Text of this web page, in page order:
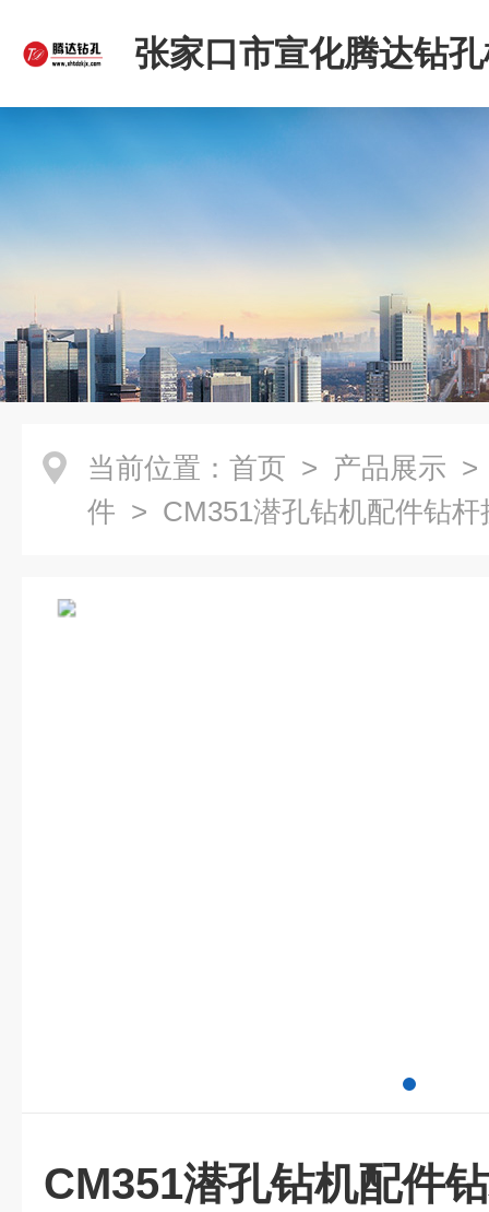
张家口市宣化腾达钻
限公司
当前位置： 首页 > 产品展示
件 > CM351潜孔钻机配件钻杆
CM351潜孔钻机配件